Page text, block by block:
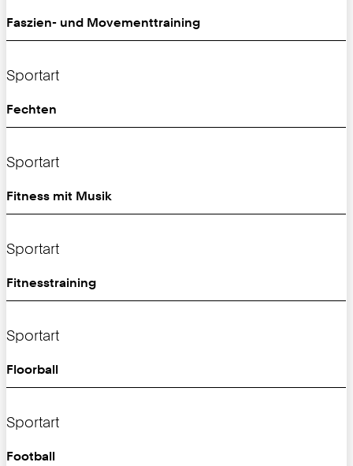
Faszien- und Movementtraining
Sportart
Fechten
Sportart
Fitness mit Musik
Sportart
Fitnesstraining
Sportart
Floorball
Sportart
Football